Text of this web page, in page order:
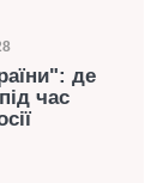
де
час